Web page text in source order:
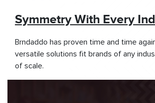
Symmetry With Every
Brndaddo has proven time and time
versatile solutions fit brands of any
of scale.